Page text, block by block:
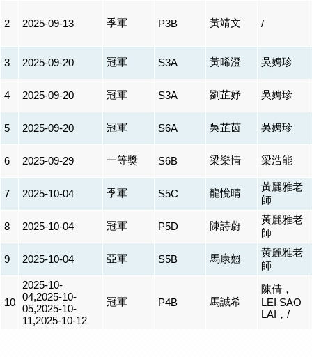
2 2025-09-13 季軍 P3B 黃靖文 /
3 2025-09-20 冠軍 S3A 黃晞澄 吳娉珍
4 2025-09-20 冠軍 S3A 劉芷妤 吳娉珍
5 2025-09-20 冠軍 S6A 吳芷茵 吳娉珍
6 2025-09-29 一等獎 S6B 梁樂情 梁浩能
7 2025-10-04 季軍 S5C 龍悅晴
黃麗雅老
師
8 2025-10-04 冠軍 P5D 陳詩蔚
黃麗雅老
師
9 2025-10-04 亞軍 S5B 馬康翹
黃麗雅老
師
10
2025-10-
04,2025-10-
05,2025-10-
11,2025-10-12
冠軍 P4B 馬誠希
陳倩，
LEI SAO
LAI，/